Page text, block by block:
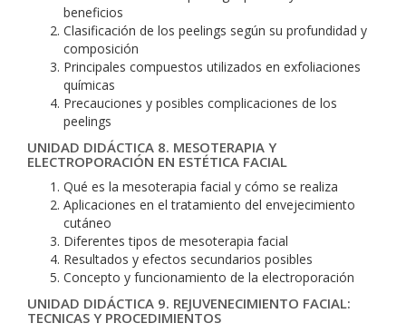
beneficios
Clasificación de los peelings según su profundidad y
composición
Principales compuestos utilizados en exfoliaciones
químicas
Precauciones y posibles complicaciones de los
peelings
UNIDAD DIDÁCTICA 8. MESOTERAPIA Y
ELECTROPORACIÓN EN ESTÉTICA FACIAL
Qué es la mesoterapia facial y cómo se realiza
Aplicaciones en el tratamiento del envejecimiento
cutáneo
Diferentes tipos de mesoterapia facial
Resultados y efectos secundarios posibles
Concepto y funcionamiento de la electroporación
UNIDAD DIDÁCTICA 9. REJUVENECIMIENTO FACIAL:
TECNICAS Y PROCEDIMIENTOS